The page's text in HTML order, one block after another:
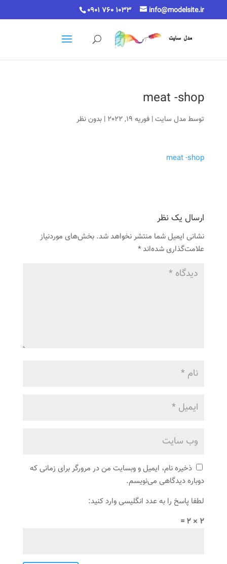
0901 760 1033 info@modelsite.ir
meat -shop
توسطمدل سایت| فوریه 19, 2022 | بدون نظر
meat -shop
ارسال یک نظر
نشانی ایمیل شما منتشر نخواهد شد. بخش‌های موردنیاز
علامت‌گذاری شده‌اند*
ذخیره نام، ایمیل و وبسایت من در مرورگر برای زمانی که
دوباره دیدگاهی می‌نویسم.
لطفا پاسخ را به عدد انگلیسی وارد کنید:
2 × 2 =